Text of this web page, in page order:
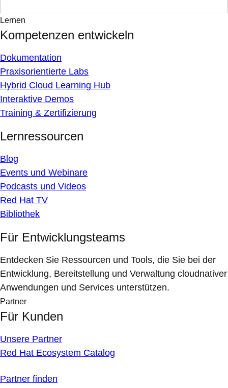
Lernen
Kompetenzen entwickeln
Dokumentation
Praxisorientierte Labs
Hybrid Cloud Learning Hub
Interaktive Demos
Training & Zertifizierung
Lernressourcen
Blog
Events und Webinare
Podcasts und Videos
Red Hat TV
Bibliothek
Für Entwicklungsteams
Entdecken Sie Ressourcen und Tools, die Sie bei der
Entwicklung, Bereitstellung und Verwaltung cloudnativer
Anwendungen und Services unterstützen.
Partner
Für Kunden
Unsere Partner
Red Hat Ecosystem Catalog
Partner finden